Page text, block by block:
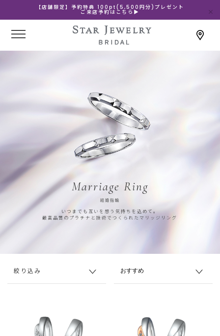
【店舗限定】予約特典 100pt(5,500円分)プレゼント
ご来店予約はこちら▶
Marriage Ring
結婚指輪
いつまでも互いを想う気持ちを込めて。
最高品質のプラチナと技術でつくられたマリッジリング
絞り込み